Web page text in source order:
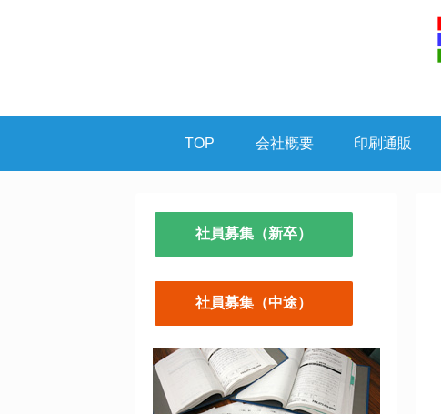
TOP 会社概要 印刷通販
社員募集（新卒）
社員募集（中途）